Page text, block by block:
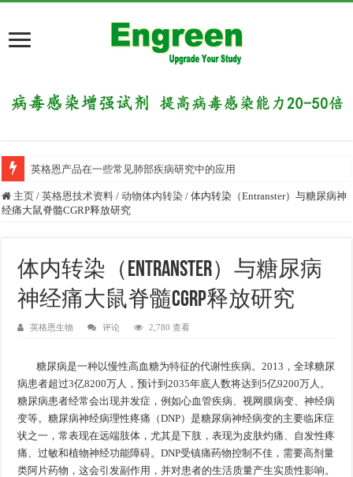
英格恩产品在一些常见肺部疾病研究中的应用
主页 / 英格恩技术资料 / 动物体内转染 / 体内转染（Entranster）与糖尿病神
经痛大鼠脊髓CGRP释放研究
体内转染（Entranster）与糖尿病
神经痛大鼠脊髓CGRP释放研究
英格恩生物 评论 2,780 查看
糖尿病是一种以慢性高血糖为特征的代谢性疾病。2013，全球糖尿
病患者超过3亿8200万人，预计到2035年底人数将达到5亿9200万人。
糖尿病患者经常会出现并发症，例如心血管疾病、视网膜病变、神经病
变等。糖尿病神经病理性疼痛（DNP）是糖尿病神经病变的主要临床症
状之一，常表现在远端肢体，尤其是下肢，表现为皮肤灼痛、自发性疼
痛、过敏和植物神经功能障碍。DNP受镇痛药物控制不佳，需要高剂量
类阿片药物，这会引发副作用，并对患者的生活质量产生实质性影响。